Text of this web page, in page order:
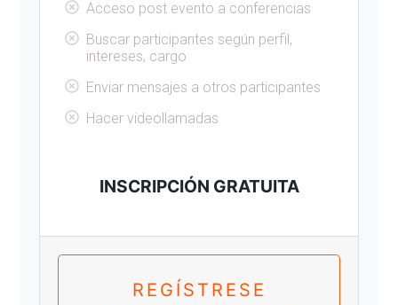
Acceso post evento a conferencias
Buscar participantes según perfil,
intereses, cargo
Enviar mensajes a otros participantes
Hacer videollamadas
INSCRIPCIÓN GRATUITA
REGÍSTRESE